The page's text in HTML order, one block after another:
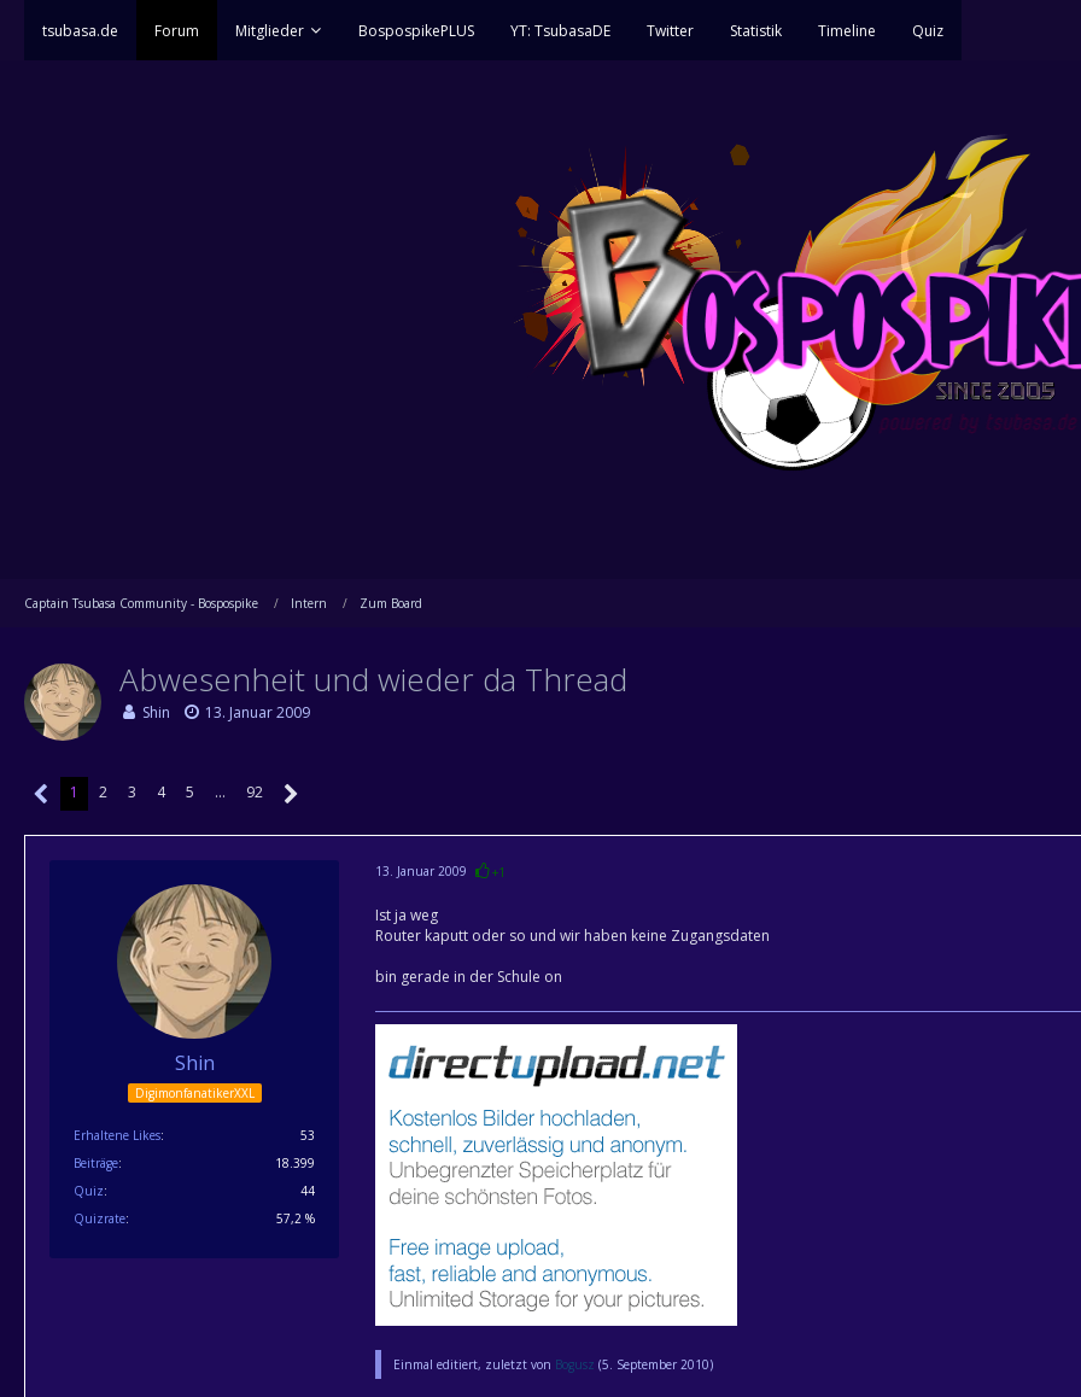
tsubasa.de Forum Mitglieder BospospikePLUS YT: TsubasaDE Twitter Statistik Timeline Quiz
Captain Tsubasa Community - Bospospike Intern Zum Board
Abwesenheit und wieder da Thread
Shin 13. Januar 2009
1 2 3 4 5 … 92
Shin
DigimonfanatikerXXL
Erhaltene Likes
53
Beiträge
18.399
Quiz
44
Quizrate
57,2 %
13. Januar 2009 +1
Ist ja weg
Router kaputt oder so und wir haben keine Zugangsdaten
bin gerade in der Schule on
Einmal editiert, zuletzt von Bogusz (5. September 2010)